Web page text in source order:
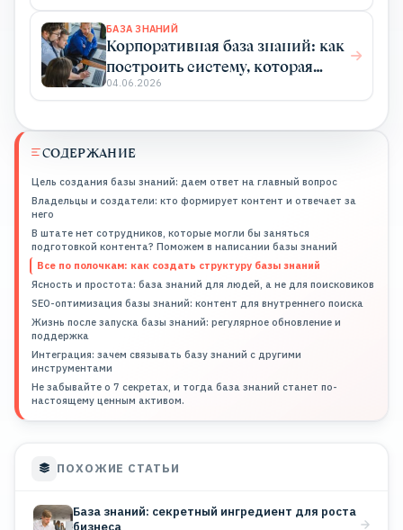
СОДЕРЖАНИЕ
Цель создания базы знаний: даем ответ на главный вопрос
Владельцы и создатели: кто формирует контент и отвечает за
него
В штате нет сотрудников, которые могли бы заняться
подготовкой контента? Поможем в написании базы знаний
Все по полочкам: как создать структуру базы знаний
Ясность и простота: база знаний для людей, а не для поисковиков
SEO-оптимизация базы знаний: контент для внутреннего поиска
Жизнь после запуска базы знаний: регулярное обновление и
поддержка
Интеграция: зачем связывать базу знаний с другими
инструментами
Не забывайте о 7 секретах, и тогда база знаний станет по-
настоящему ценным активом.
ПОХОЖИЕ СТАТЬИ
База знаний: секретный ингредиент для роста
бизнеса
БАЗА ЗНАНИЙ
Корпоративная база знаний: как
построить систему, которая
будет работать на вас
04.06.2026